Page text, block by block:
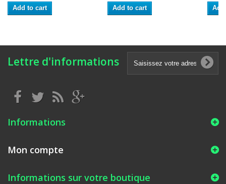
Add to cart Add to cart
Lettre d'informations
Informations
Mon compte
Informations sur votre boutique